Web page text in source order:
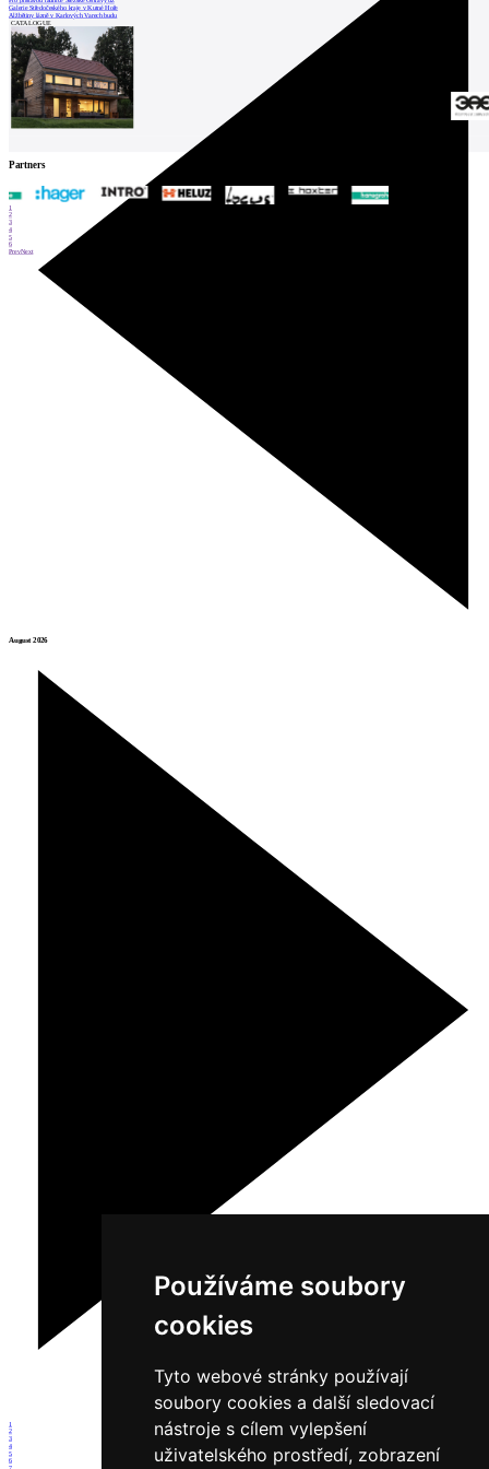
Používáme soubory
cookies
Tyto webové stránky používají
soubory cookies a další sledovací
nástroje s cílem vylepšení
uživatelského prostředí, zobrazení
August 2026
1
2
3
4
5
6
Galerie Středočeského kraje v Kutné Hoře
Alžbětiny lázně v Karlových Varech budu
CATALOGUE
Partners
1
2
3
4
5
6
PrevNext